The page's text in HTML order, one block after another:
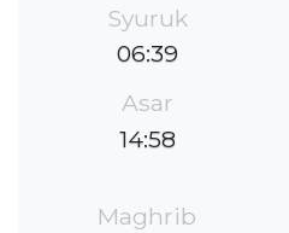
Syuruk
06:39
Asar
14:58
Maghrib